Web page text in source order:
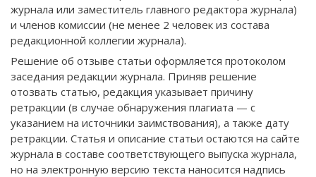
журнала или заместитель главного редактора журнала)
и членов комиссии (не менее 2 человек из состава
редакционной коллегии журнала).
Решение об отзыве статьи оформляется протоколом
заседания редакции журнала. Приняв решение
отозвать статью, редакция указывает причину
ретракции (в случае обнаружения плагиата — с
указанием на источники заимствования), а также дату
ретракции. Статья и описание статьи остаются на сайте
журнала в составе соответствующего выпуска журнала,
но на электронную версию текста наносится надпись